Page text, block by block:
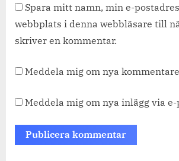
Spara mitt namn, min e-
webbplats i denna webbläsare till
skriver en kommentar.
Meddela mig om nya
Meddela mig om nya inlägg via e-